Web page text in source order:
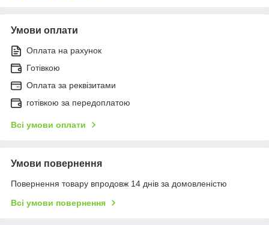
Умови оплати
Оплата на рахунок
Готівкою
Оплата за реквізитами
готівкою за передоплатою
Всі умови оплати
Умови повернення
Повернення товару впродовж 14 днів за домовленістю
Всі умови повернення